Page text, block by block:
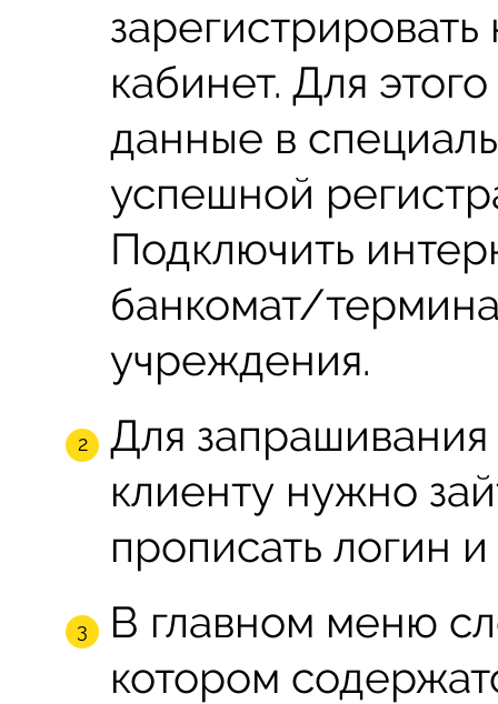
кабинет. Для
данные в
успешной
Подключить
банкомат/
учреждения.
Для
клиенту нужно
прописать логин
В главном меню
котором